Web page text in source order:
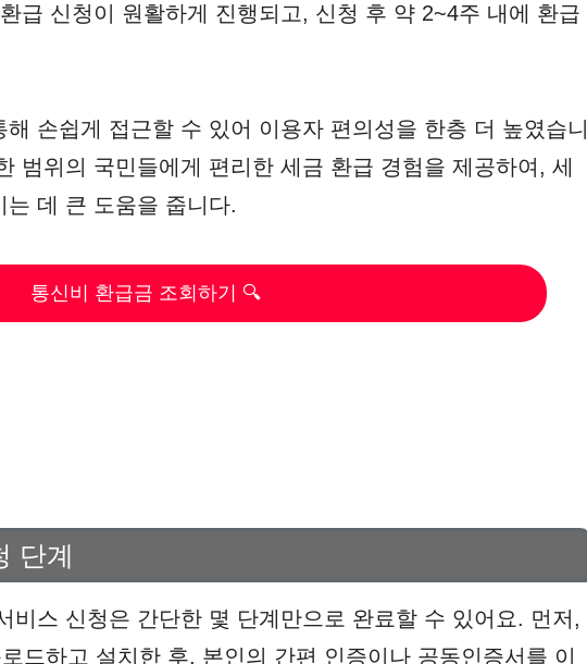
급 신청이 원활하게 진행되고, 신청 후 약 2~4주 내에 환급
손쉽게 접근할 수 있어 이용자 편의성을 한층 더 높였습니
범위의 국민들에게 편리한 세금 환급 경험을 제공하여, 세
데 큰 도움을 줍니다.
통신비 환급금 조회하기 🔍
단계
비스 신청은 간단한 몇 단계만으로 완료할 수 있어요. 먼저,
드하고 설치한 후, 본인의 간편 인증이나 공동인증서를 이